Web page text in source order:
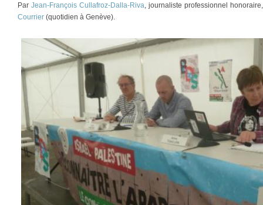
Par Jean-François Cullafroz-Dalla-Riva, journaliste professionnel
Courrier (quotidien à Genève).